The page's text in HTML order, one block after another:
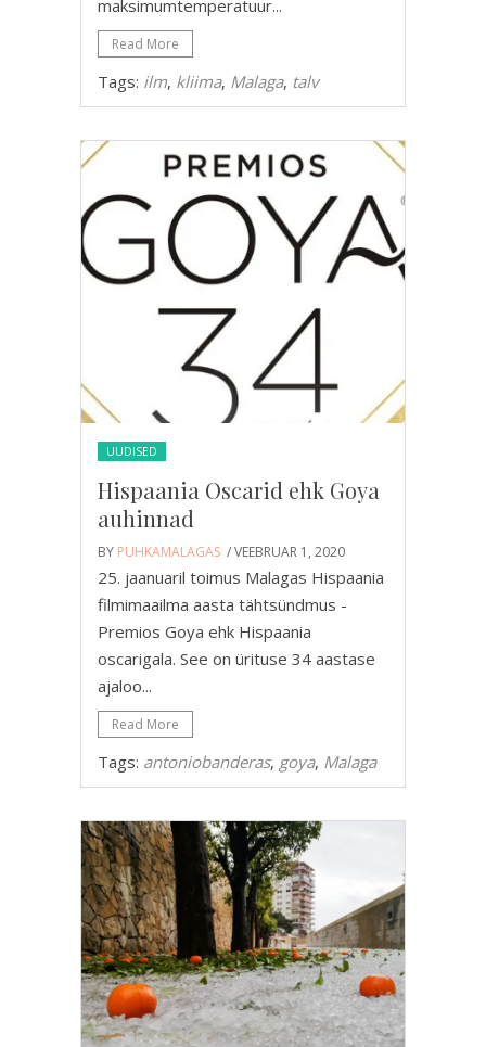
maksimumtemperatuur...
Read More
Tags: ilm, kliima, Malaga, talv
UUDISED
Hispaania Oscarid ehk Goya
auhinnad
BY PUHKAMALAGAS / VEEBRUAR 1, 2020
25. jaanuaril toimus Malagas Hispaania
filmimaailma aasta tähtsündmus -
Premios Goya ehk Hispaania
oscarigala. See on ürituse 34 aastase
ajaloo...
Read More
Tags: antoniobanderas, goya, Malaga